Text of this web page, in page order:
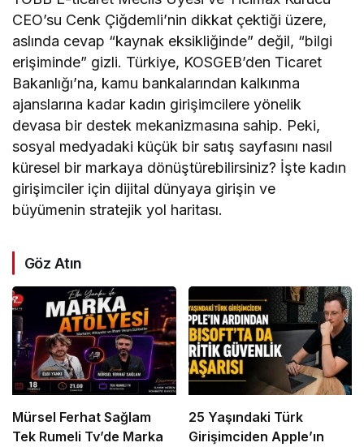
CEO’su Cenk Çiğdemli’nin dikkat çektiği üzere,
aslında cevap “kaynak eksikliğinde” değil, “bilgi
erişiminde” gizli. Türkiye, KOSGEB’den Ticaret
Bakanlığı’na, kamu bankalarından kalkınma
ajanslarına kadar kadın girişimcilere yönelik
devasa bir destek mekanizmasına sahip. Peki,
sosyal medyadaki küçük bir satış sayfasını nasıl
küresel bir markaya dönüştürebilirsiniz? İşte kadın
girişimciler için dijital dünyaya girişin ve
büyümenin stratejik yol haritası.
Göz Atın
Mürsel Ferhat Sağlam
Tek Rumeli Tv’de Marka
25 Yaşındaki Türk
Girişimciden Apple’ın